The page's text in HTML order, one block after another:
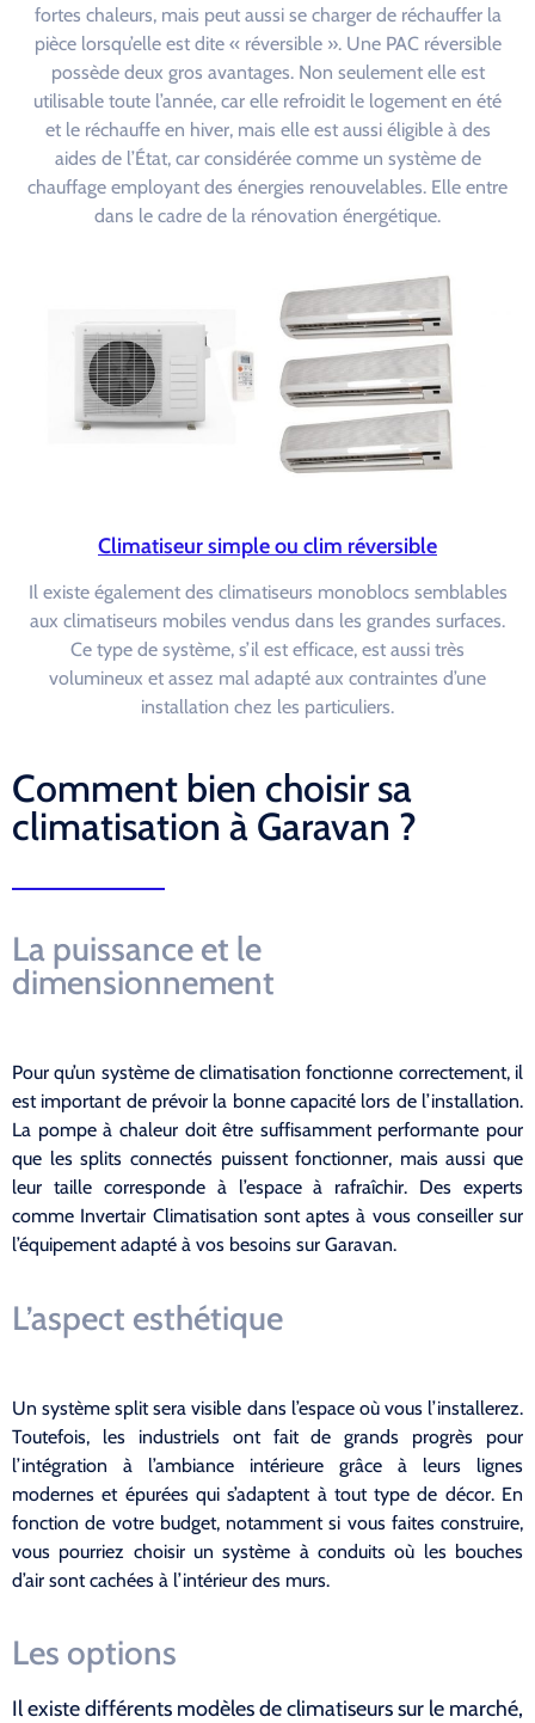
fortes chaleurs, mais peut aussi se charger de réchauffer la
pièce lorsqu’elle est dite « réversible ». Une PAC réversible
possède deux gros avantages. Non seulement elle est
utilisable toute l’année, car elle refroidit le logement en été
et le réchauffe en hiver, mais elle est aussi éligible à des
aides de l’État, car considérée comme un système de
chauffage employant des énergies renouvelables. Elle entre
dans le cadre de la rénovation énergétique.
Climatiseur simple ou clim réversible
Il existe également des climatiseurs monoblocs semblables
aux climatiseurs mobiles vendus dans les grandes surfaces.
Ce type de système, s’il est efficace, est aussi très
volumineux et assez mal adapté aux contraintes d’une
installation chez les particuliers.
Comment bien choisir sa
climatisation à Garavan ?
La puissance et le
dimensionnement
Pour qu’un système de climatisation fonctionne correctement, il
est important de prévoir la bonne capacité lors de l’installation.
La pompe à chaleur doit être suffisamment performante pour
que les splits connectés puissent fonctionner, mais aussi que
leur taille corresponde à l’espace à rafraîchir. Des experts
comme Invertair Climatisation sont aptes à vous conseiller sur
l’équipement adapté à vos besoins sur Garavan.
L’aspect esthétique
Un système split sera visible dans l’espace où vous l’installerez.
Toutefois, les industriels ont fait de grands progrès pour
l’intégration à l’ambiance intérieure grâce à leurs lignes
modernes et épurées qui s’adaptent à tout type de décor. En
fonction de votre budget, notamment si vous faites construire,
vous pourriez choisir un système à conduits où les bouches
d’air sont cachées à l’intérieur des murs.
Les options
Il existe différents modèles de climatiseurs sur le marché,